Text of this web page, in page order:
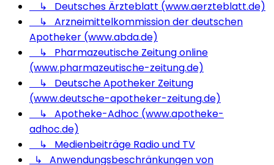
↳ Deutsches Ärzteblatt (www.aerzteblatt.de)
↳ Arzneimittelkommission der deutschen
Apotheker (www.abda.de)
↳ Pharmazeutische Zeitung online
(www.pharmazeutische-zeitung.de)
↳ Deutsche Apotheker Zeitung
(www.deutsche-apotheker-zeitung.de)
↳ Apotheke-Adhoc (www.apotheke-
adhoc.de)
↳ Medienbeiträge Radio und TV
↳ Anwendungsbeschränkungen von